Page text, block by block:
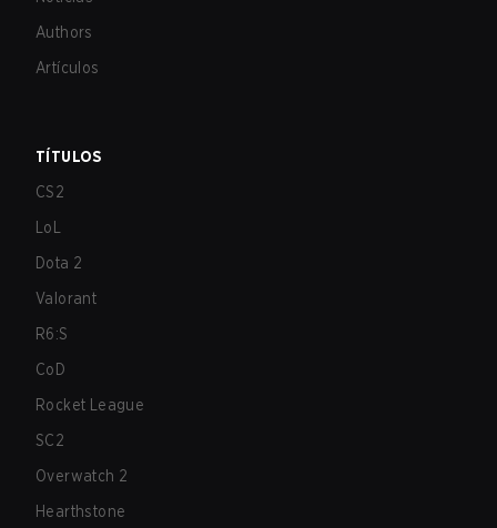
Authors
Artículos
TÍTULOS
CS2
LoL
Dota 2
Valorant
R6:S
CoD
Rocket League
SC2
Overwatch 2
Hearthstone